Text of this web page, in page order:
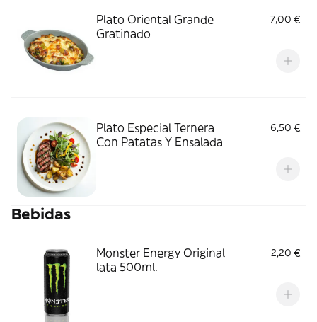
Plato Oriental Grande
Gratinado
7,00 €
Plato Especial Ternera
Con Patatas Y Ensalada
6,50 €
Bebidas
Monster Energy Original
lata 500ml.
2,20 €